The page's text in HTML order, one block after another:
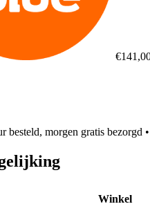
besteld, morgen gratis bezorgd
Winkel